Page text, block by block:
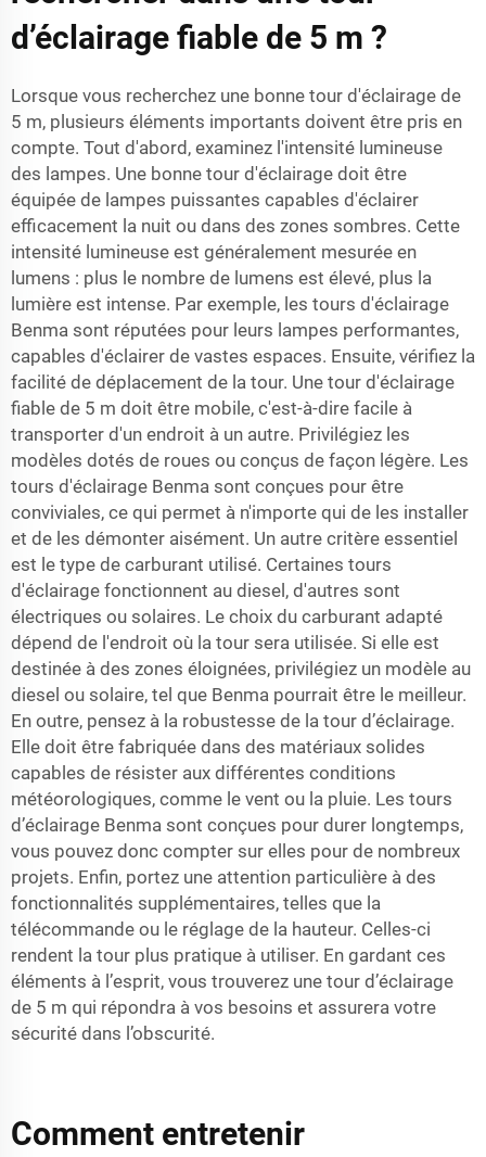
d’éclairage fiable de 5 m ?
Lorsque vous recherchez une bonne tour d'éclairage de
5 m, plusieurs éléments importants doivent être pris en
compte. Tout d'abord, examinez l'intensité lumineuse
des lampes. Une bonne tour d'éclairage doit être
équipée de lampes puissantes capables d'éclairer
efficacement la nuit ou dans des zones sombres. Cette
intensité lumineuse est généralement mesurée en
lumens : plus le nombre de lumens est élevé, plus la
lumière est intense. Par exemple, les tours d'éclairage
Benma sont réputées pour leurs lampes performantes,
capables d'éclairer de vastes espaces. Ensuite, vérifiez la
facilité de déplacement de la tour. Une tour d'éclairage
fiable de 5 m doit être mobile, c'est-à-dire facile à
transporter d'un endroit à un autre. Privilégiez les
modèles dotés de roues ou conçus de façon légère. Les
tours d'éclairage Benma sont conçues pour être
conviviales, ce qui permet à n'importe qui de les installer
et de les démonter aisément. Un autre critère essentiel
est le type de carburant utilisé. Certaines tours
d'éclairage fonctionnent au diesel, d'autres sont
électriques ou solaires. Le choix du carburant adapté
dépend de l'endroit où la tour sera utilisée. Si elle est
destinée à des zones éloignées, privilégiez un modèle au
diesel ou solaire, tel que Benma pourrait être le meilleur.
En outre, pensez à la robustesse de la tour d’éclairage.
Elle doit être fabriquée dans des matériaux solides
capables de résister aux différentes conditions
météorologiques, comme le vent ou la pluie. Les tours
d’éclairage Benma sont conçues pour durer longtemps,
vous pouvez donc compter sur elles pour de nombreux
projets. Enfin, portez une attention particulière à des
fonctionnalités supplémentaires, telles que la
télécommande ou le réglage de la hauteur. Celles-ci
rendent la tour plus pratique à utiliser. En gardant ces
éléments à l’esprit, vous trouverez une tour d’éclairage
de 5 m qui répondra à vos besoins et assurera votre
sécurité dans l’obscurité.
Comment entretenir